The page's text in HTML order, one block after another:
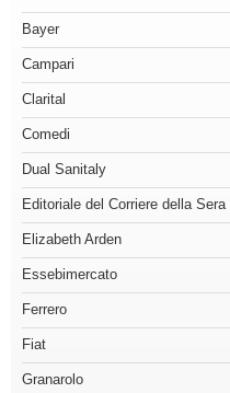
Bayer
Campari
Clarital
Comedi
Dual Sanitaly
Editoriale del Corriere della Sera
Elizabeth Arden
Essebimercato
Ferrero
Fiat
Granarolo